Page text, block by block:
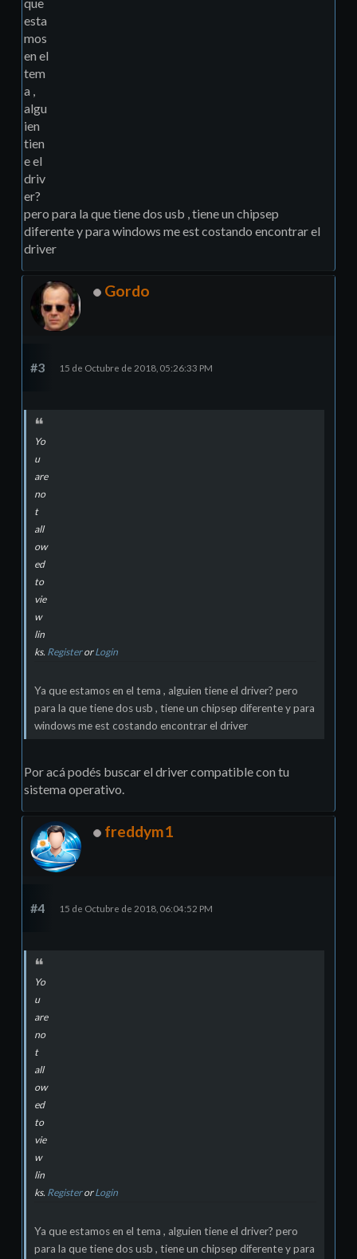
que
esta
mos
en el
tem
a ,
algu
ien
tien
e el
driv
er?
pero para la que tiene dos usb , tiene un chipsep
diferente y para windows me est costando encontrar el
driver
Gordo
#3 15 de Octubre de 2018, 05:26:33 PM
Yo
u
are
no
t
all
ow
ed
to
vie
w
lin
ks. RegisterorLogin
Ya que estamos en el tema , alguien tiene el driver? pero
para la que tiene dos usb , tiene un chipsep diferente y para
windows me est costando encontrar el driver
Por acá podés buscar el driver compatible con tu
sistema operativo.
freddym1
#4 15 de Octubre de 2018, 06:04:52 PM
Yo
u
are
no
t
all
ow
ed
to
vie
w
lin
ks. RegisterorLogin
Ya que estamos en el tema , alguien tiene el driver? pero
para la que tiene dos usb , tiene un chipsep diferente y para